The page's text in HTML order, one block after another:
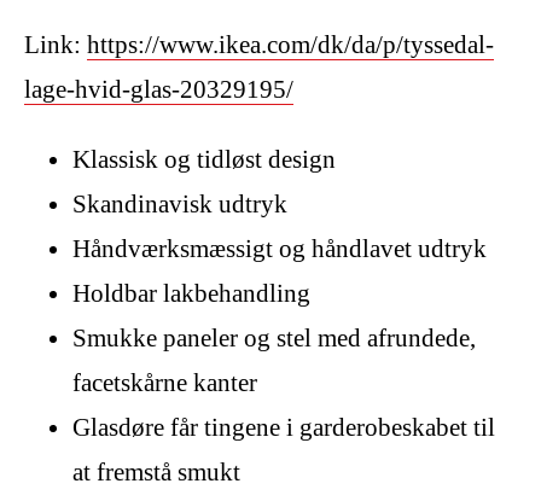
Link: https://www.ikea.com/dk/da/p/tyssedal-
lage-hvid-glas-20329195/
Klassisk og tidløst design
Skandinavisk udtryk
Håndværksmæssigt og håndlavet udtryk
Holdbar lakbehandling
Smukke paneler og stel med afrundede,
facetskårne kanter
Glasdøre får tingene i garderobeskabet til
at fremstå smukt